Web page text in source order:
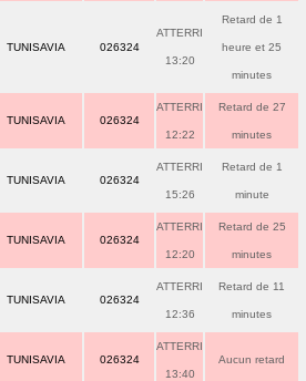
TUNISAVIA 026324
ATTERRI
13:20
Retard de 1
heure et 25
minutes
TUNISAVIA 026324
ATTERRI
12:22
Retard de 27
minutes
TUNISAVIA 026324
ATTERRI
15:26
Retard de 1
minute
TUNISAVIA 026324
ATTERRI
12:20
Retard de 25
minutes
TUNISAVIA 026324
ATTERRI
12:36
Retard de 11
minutes
TUNISAVIA 026324
ATTERRI
13:40
Aucun retard